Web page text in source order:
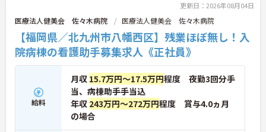
更新日：2026年08月04日
医療法人健美会 佐々木病院 医療法人健美会 佐々木病院
【福岡県／北九州市八幡西区】残業ほぼ無し！入
院病棟の看護助手募集求人《正社員》
給料
月収 15.7万円～17.5万円程度 夜勤3回分手
当、病棟助手手当込
年収 243万円～272万円程度 賞与4.0ヵ月
の場合